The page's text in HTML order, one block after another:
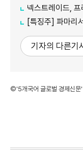
넥스트레이드, 프리
[특징주] 파마리서
기자의 다른기
©'5개국어 글로벌 경제신문'